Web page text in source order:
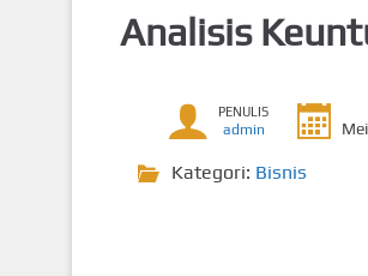
Analisis
PENULIS
admin
Kategori: Bisnis